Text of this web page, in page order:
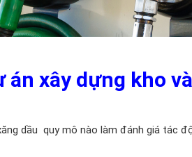
án xây dựng kho và
dầu quy mô nào làm đánh giá tác